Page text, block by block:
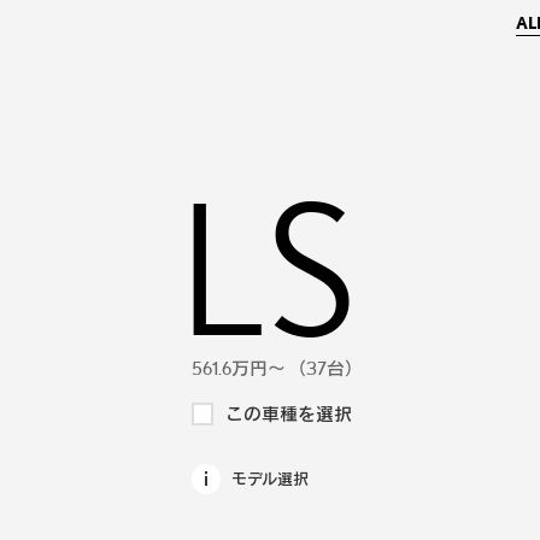
LS
561.6万円～ （37台）
この車種を選択
モデル選択
ES
407.7万円～ （42台）
この車種を選択
モデル選択
IS
343.3万円～ （110台）
この車種を選択
モデル選択
IS F
-（0台）
この車種を選択
モデル選択
GS
343.9万円～ （2台）
この車種を選択
モデル選択
GS F
708.9万円～ （2台）
この車種を選択
モデル選択
HS
-（0台）
この車種を選択
モデル選択
LC
707.7万円～ （12台）
この車種を選択
モデル選択
RC
363.4万円～ （18台）
この車種を選択
モデル選択
RC F
714.9万円～ （6台）
この車種を選択
モデル選択
CT
241.9万円～ （15台）
この車種を選択
モデル選択
LX
888.4万円～ （27台）
この車種を選択
モデル選択
GX
1,100.1万円～ （31台）
この車種を選択
モデル選択
RX
387.9万円～ （306台）
この車種を選択
モデル選択
RZ
478.5万円～ （42台）
この車種を選択
モデル選択
NX
336.7万円～ （394台）
この車種を選択
モデル選択
UX
279.8万円～ （186台）
この車種を選択
モデル選択
LM
1,308.1万円～ （19台）
この車種を選択
モデル選択
LBX
444.8万円～ （39台）
この車種を選択
モデル選択